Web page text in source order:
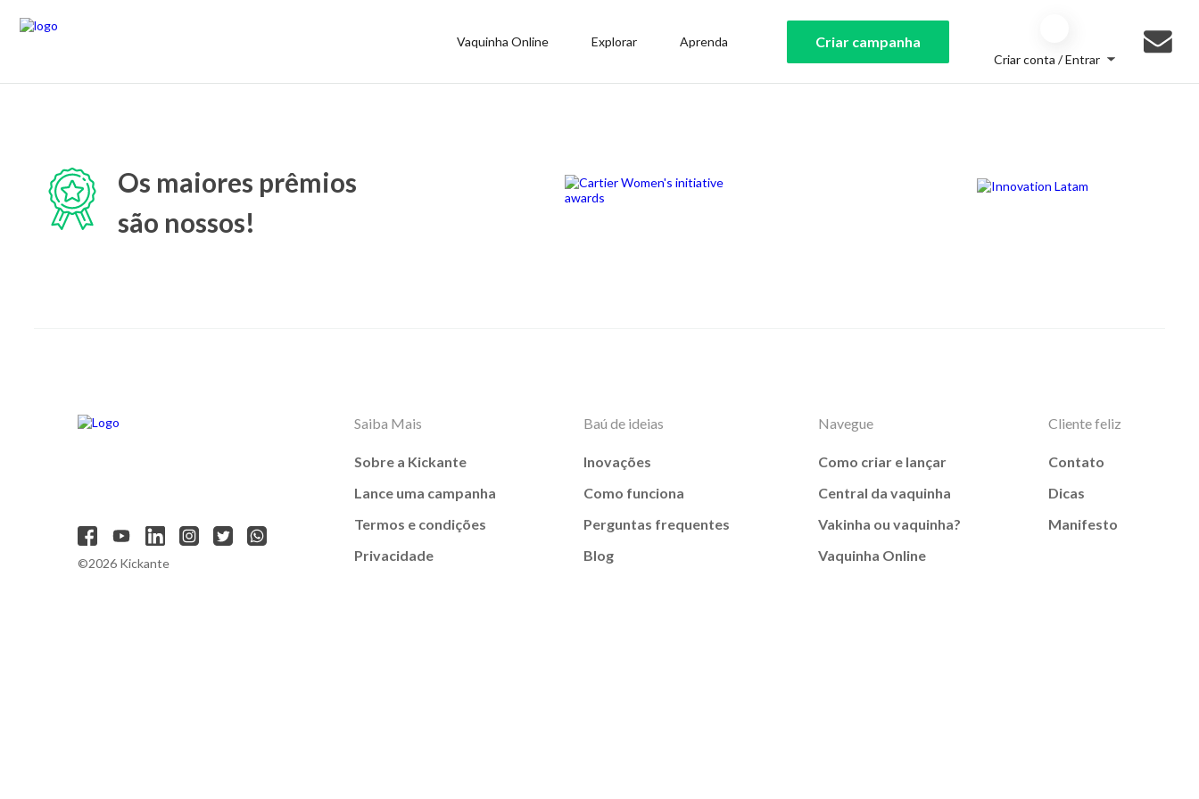
Vaquinha Online Explorar Aprenda Criar campanha
Criar conta / Entrar
Os maiores prêmios
são nossos!
©2026 Kickante
Saiba Mais
Sobre a Kickante
Lance uma campanha
Termos e condições
Privacidade
Baú de ideias
Inovações
Como funciona
Perguntas frequentes
Blog
Navegue
Como criar e lançar
Central da vaquinha
Vakinha ou vaquinha?
Vaquinha Online
Cliente feliz
Contato
Dicas
Manifesto